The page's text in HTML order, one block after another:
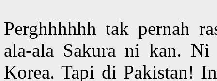
Perghhhhhh tak pernah
ala-ala Sakura ni kan.
Korea. Tapi di Pakistan!